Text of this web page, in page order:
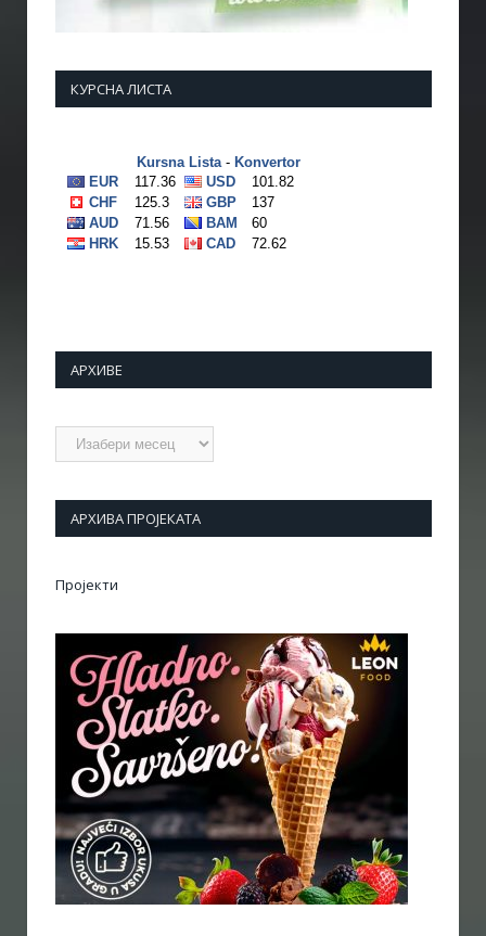
КУРСНА ЛИСТА
АРХИВЕ
Архиве
АРХИВА ПРОЈЕКАТА
Пројекти